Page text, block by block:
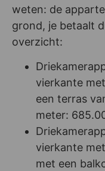
weten: de
grond, je betaalt
overzicht:
vierkante
een terras
meter:
vierkante
met een